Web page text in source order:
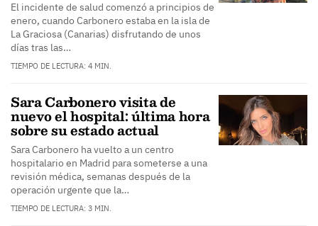
El incidente de salud comenzó a principios de
enero, cuando Carbonero estaba en la isla de
La Graciosa (Canarias) disfrutando de unos
días tras las…
TIEMPO DE LECTURA: 4 MIN.
Sara Carbonero visita de
nuevo el hospital: última hora
sobre su estado actual
Sara Carbonero ha vuelto a un centro
hospitalario en Madrid para someterse a una
revisión médica, semanas después de la
operación urgente que la…
TIEMPO DE LECTURA: 3 MIN.